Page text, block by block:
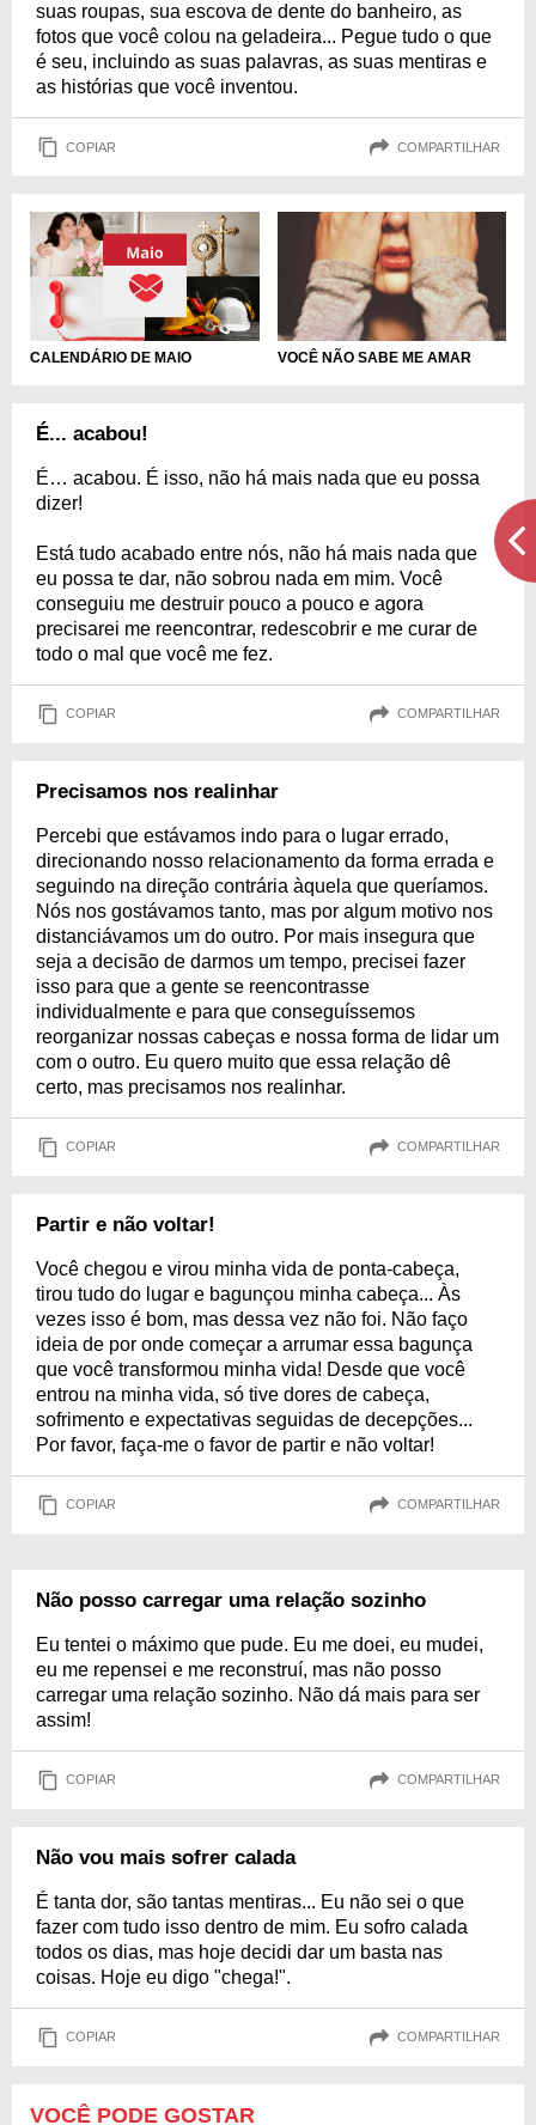
suas roupas, sua escova de dente do banheiro, as
fotos que você colou na geladeira... Pegue tudo o que
é seu, incluindo as suas palavras, as suas mentiras e
as histórias que você inventou.
COPIAR COMPARTILHAR
CALENDÁRIO DE MAIO VOCÊ NÃO SABE ME AMAR
É... acabou!
É… acabou. É isso, não há mais nada que eu possa
dizer!
Está tudo acabado entre nós, não há mais nada que
eu possa te dar, não sobrou nada em mim. Você
conseguiu me destruir pouco a pouco e agora
precisarei me reencontrar, redescobrir e me curar de
todo o mal que você me fez.
COPIAR COMPARTILHAR
Precisamos nos realinhar
Percebi que estávamos indo para o lugar errado,
direcionando nosso relacionamento da forma errada e
seguindo na direção contrária àquela que queríamos.
Nós nos gostávamos tanto, mas por algum motivo nos
distanciávamos um do outro. Por mais insegura que
seja a decisão de darmos um tempo, precisei fazer
isso para que a gente se reencontrasse
individualmente e para que conseguíssemos
reorganizar nossas cabeças e nossa forma de lidar um
com o outro. Eu quero muito que essa relação dê
certo, mas precisamos nos realinhar.
COPIAR COMPARTILHAR
Partir e não voltar!
Você chegou e virou minha vida de ponta-cabeça,
tirou tudo do lugar e bagunçou minha cabeça... Às
vezes isso é bom, mas dessa vez não foi. Não faço
ideia de por onde começar a arrumar essa bagunça
que você transformou minha vida! Desde que você
entrou na minha vida, só tive dores de cabeça,
sofrimento e expectativas seguidas de decepções...
Por favor, faça-me o favor de partir e não voltar!
COPIAR COMPARTILHAR
Não posso carregar uma relação sozinho
Eu tentei o máximo que pude. Eu me doei, eu mudei,
eu me repensei e me reconstruí, mas não posso
carregar uma relação sozinho. Não dá mais para ser
assim!
COPIAR COMPARTILHAR
Não vou mais sofrer calada
É tanta dor, são tantas mentiras... Eu não sei o que
fazer com tudo isso dentro de mim. Eu sofro calada
todos os dias, mas hoje decidi dar um basta nas
coisas. Hoje eu digo "chega!".
COPIAR COMPARTILHAR
VOCÊ PODE GOSTAR